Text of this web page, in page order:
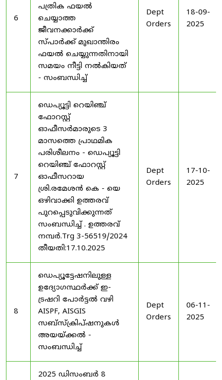
6
പത്രിക ഫയൽ
ചെയ്യാത്ത
ജീവനക്കാർക്ക്
സ്പാർക്ക് മുഖാന്തിരം
ഫയൽ ചെയ്യുന്നതിനായി
സമയം നീട്ടി നൽകിയത്
- സംബന്ധിച്ച്
Dept
Orders
18-09-
2025
7
ഡെപ്യൂട്ടി റെയിഞ്ച്
ഫോറസ്റ്റ്
ഓഫീസർമാരുടെ 3
മാസത്തെ പ്രാഥമിക
പരിശീലനം - ഡെപ്യൂട്ടി
റെയിഞ്ച് ഫോറസ്റ്റ്
ഓഫീസറായ
ശ്രി.രമേശൻ കെ - യെ
ഒഴിവാക്കി ഉത്തരവ്
പുറപ്പെടുവിക്കുന്നത്
സംബന്ധിച്ച് . ഉത്തരവ്
നമ്പർ.Trg 3-56519/2024
തീയതി:17.10.2025
Dept
Orders
17-10-
2025
8
ഡെപ്യൂട്ടേഷനിലുള്ള
ഉദ്യോഗസ്ഥർക്ക് ഇ-
ട്രഷറി പോർട്ടൽ വഴി
AISPF, AISGIS
സബ്‌സ്‌ക്രിപ്‌ഷനുകൾ
അയയ്ക്കൽ -
സംബന്ധിച്ച്
Dept
Orders
06-11-
2025
2025 ഡിസംബർ 8